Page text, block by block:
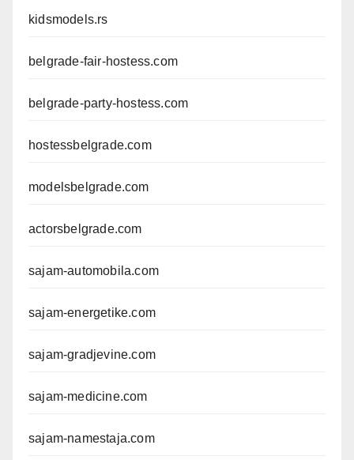
kidsmodels.rs
belgrade-fair-hostess.com
belgrade-party-hostess.com
hostessbelgrade.com
modelsbelgrade.com
actorsbelgrade.com
sajam-automobila.com
sajam-energetike.com
sajam-gradjevine.com
sajam-medicine.com
sajam-namestaja.com